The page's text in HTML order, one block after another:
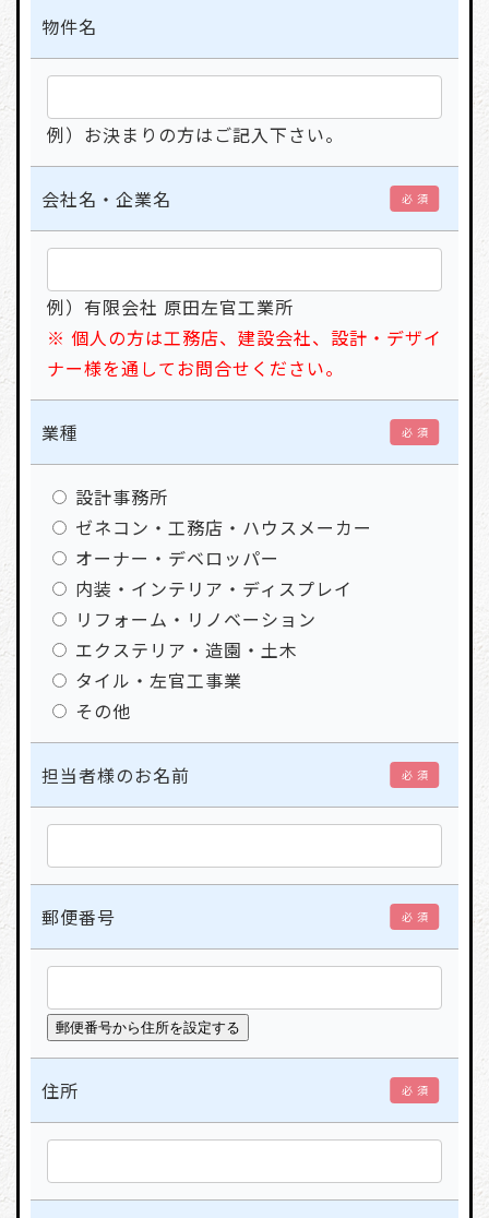
物件名
例）お決まりの方はご記入下さい。
会社名・企業名 必 須
例）有限会社 原田左官工業所
※ 個人の方は工務店、建設会社、設計・デザイ
ナー様を通してお問合せください。
業種 必 須
設計事務所
ゼネコン・工務店・ハウスメーカー
オーナー・デベロッパー
内装・インテリア・ディスプレイ
リフォーム・リノベーション
エクステリア・造園・土木
タイル・左官工事業
その他
担当者様のお名前 必 須
郵便番号 必 須
住所 必 須